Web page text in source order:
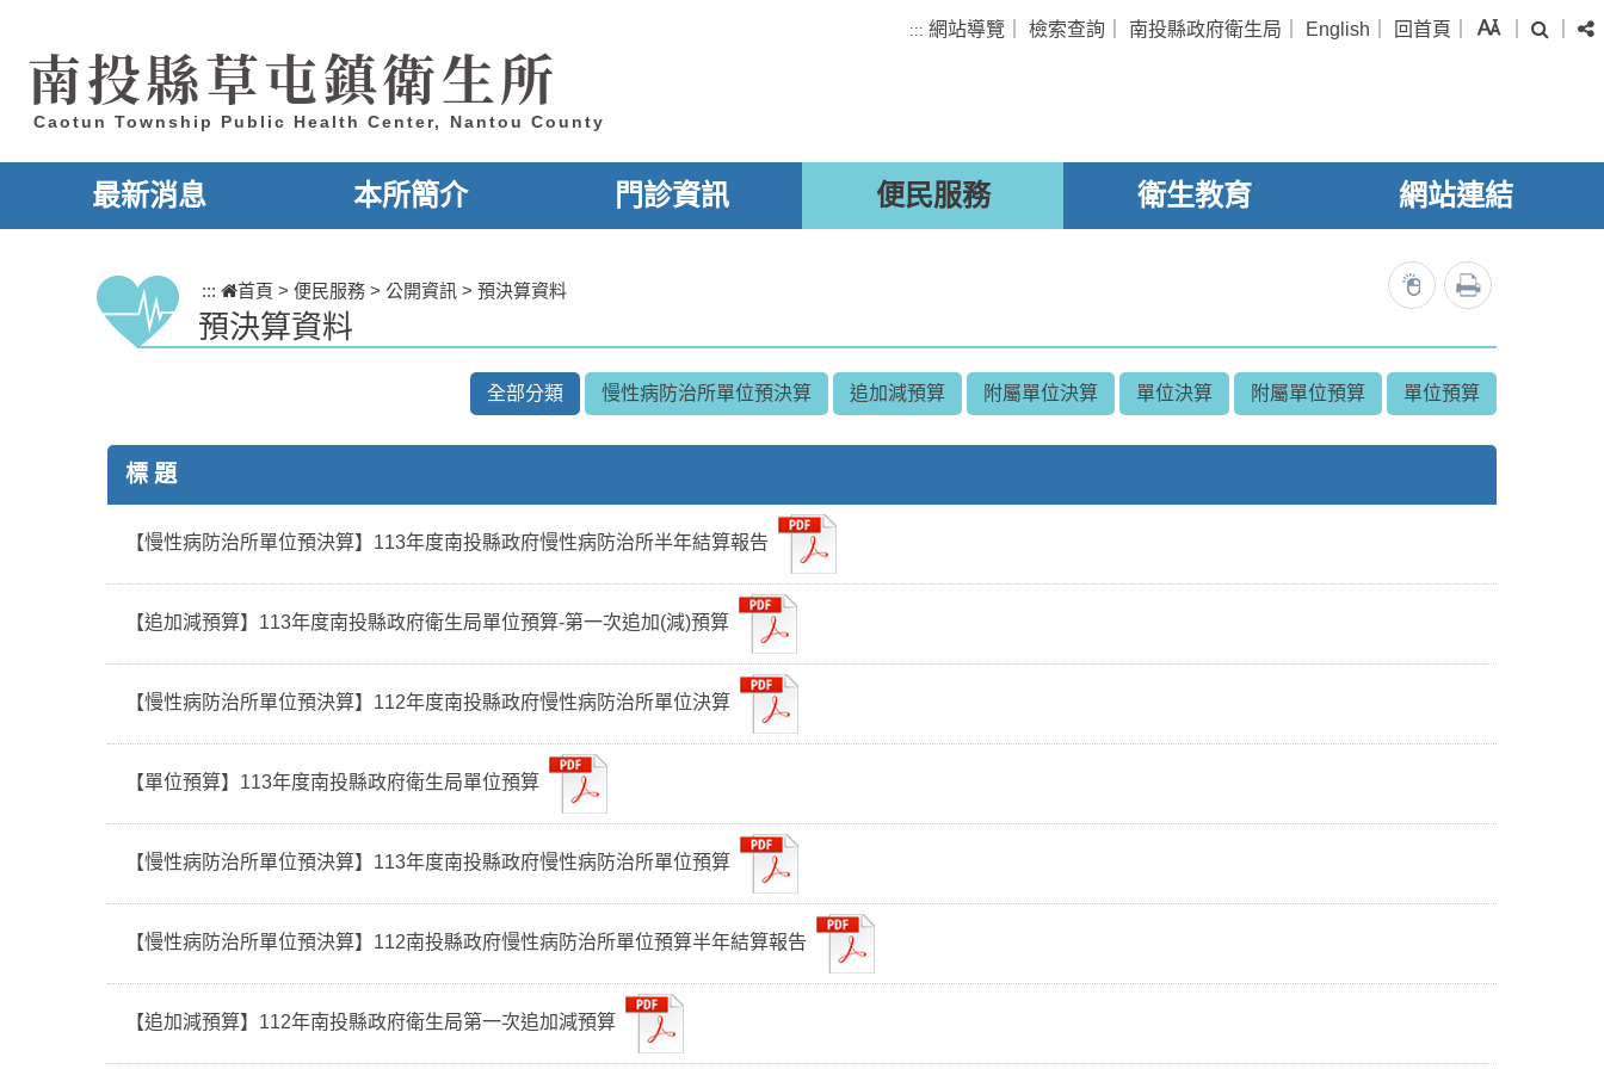
南投縣草屯鎮衛生所
Caotun Township Public Health Center, Nantou County
::: 網站導覽 檢索查詢 南投縣政府衛生局 English 回首頁 字級 搜尋
最新消息 本所簡介 門診資訊 便民服務 衛生教育 網站連結
::: 首頁 > 便民服務 > 公開資訊 > 預決算資料
預決算資料
全部分類 慢性病防治所單位預決算 追加減預算 附屬單位決算 單位決算 附屬單位預算 單位預算
標 題
【慢性病防治所單位預決算】113年度南投縣政府慢性病防治所半年結算報告
【追加減預算】113年度南投縣政府衛生局單位預算-第一次追加(減)預算
【慢性病防治所單位預決算】112年度南投縣政府慢性病防治所單位決算
【單位預算】113年度南投縣政府衛生局單位預算
【慢性病防治所單位預決算】113年度南投縣政府慢性病防治所單位預算
【慢性病防治所單位預決算】112南投縣政府慢性病防治所單位預算半年結算報告
【追加減預算】112年南投縣政府衛生局第一次追加減預算